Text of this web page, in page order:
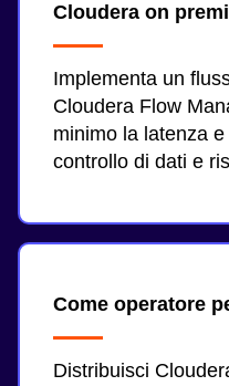
Cloudera on
Implementa un
Cloudera Flow
minimo la latenza e
controllo di dati e
Come operatore
Distribuisci